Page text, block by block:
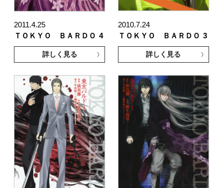
2011.4.25
ＴＯＫＹＯ ＢＡＲＤＯ 4
詳しく見る
2010.7.24
ＴＯＫＹＯ ＢＡＲＤＯ 3
詳しく見る